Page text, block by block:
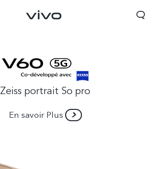
Zeiss portrait So pro
En savoir Plus